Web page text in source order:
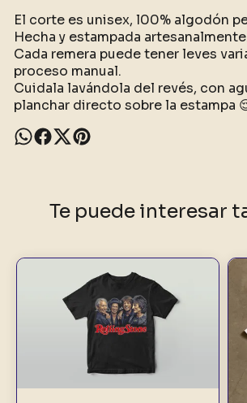
El corte es unisex, l00% algodón
Hecha y estampada
Cada remera puede tener leves
proceso manual.
Cuidala lavándola del revés, con
planchar directo sobre la estampa
Te puede interesar